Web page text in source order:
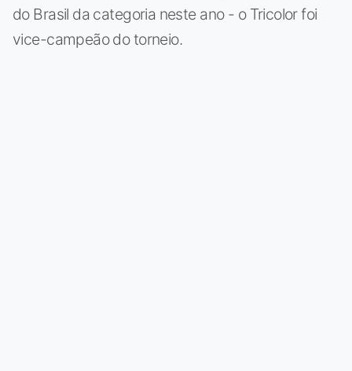
do Brasil da categoria neste ano - o Tricolor foi
vice-campeão do torneio.